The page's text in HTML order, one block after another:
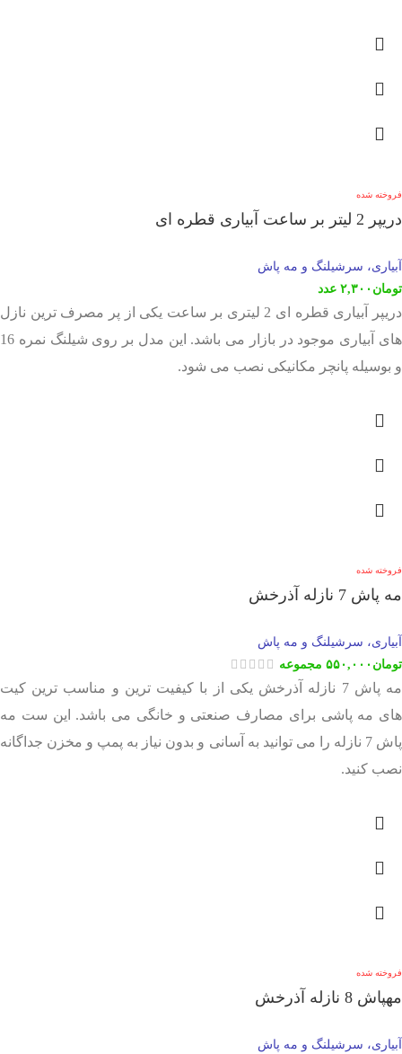
فروخته شده
دریپر 2 لیتر بر ساعت آبیاری قطره ای
آبیاری، سرشیلنگ و مه پاش
تومان ۲,۳۰۰ عدد
دریپر آبیاری قطره ای 2 لیتری بر ساعت یکی از پر مصرف ترین نازل
های آبیاری موجود در بازار می باشد. این مدل بر روی شیلنگ نمره 16
و بوسیله پانچر مکانیکی نصب می شود.
فروخته شده
مه پاش 7 نازله آذرخش
آبیاری، سرشیلنگ و مه پاش
تومان ۵۵۰,۰۰۰ مجموعه
مه پاش 7 نازله آذرخش یکی از با کیفیت ترین و مناسب ترین کیت
های مه پاشی برای مصارف صنعتی و خانگی می باشد. این ست مه
پاش 7 نازله را می توانید به آسانی و بدون نیاز به پمپ و مخزن جداگانه
نصب کنید.
فروخته شده
مهپاش 8 نازله آذرخش
آبیاری، سرشیلنگ و مه پاش